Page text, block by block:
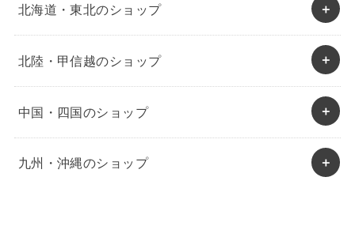
北海道・東北のショップ
北陸・甲信越のショップ
中国・四国のショップ
九州・沖縄のショップ